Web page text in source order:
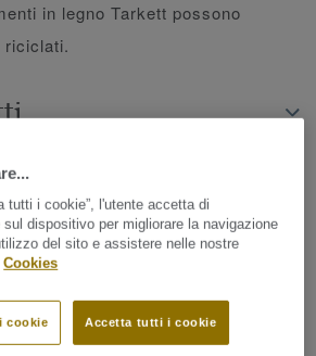
in legno Tarkett possono
LA RICERCA
tutti i cookie”, l'utente accetta di
dispositivo per migliorare la navigazione
del sito e assistere nelle nostre
Cookies
Accetta tutti i cookie
cookie